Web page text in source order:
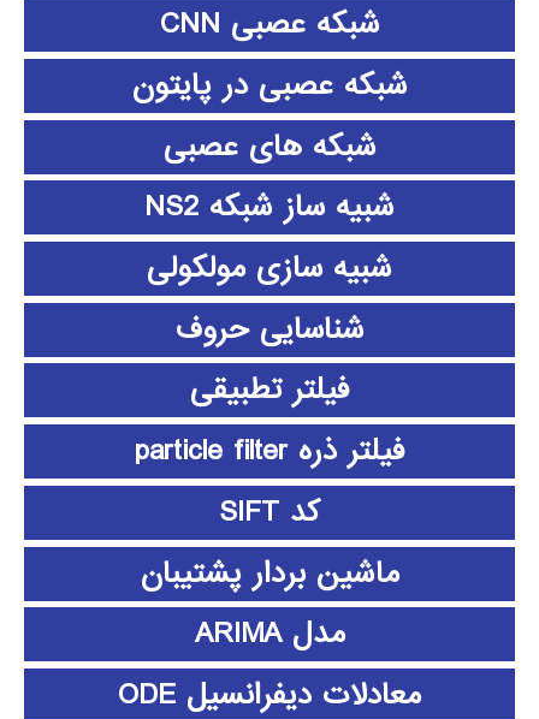
شبکه عصبی CNN
شبکه عصبی در پایتون
شبکه های عصبی
شبیه ساز شبکه NS2
شبیه سازی مولکولی
شناسایی حروف
فیلتر تطبیقی
فیلتر ذره particle filter
کد SIFT
ماشین بردار پشتیبان
مدل ARIMA
معادلات دیفرانسیل ODE